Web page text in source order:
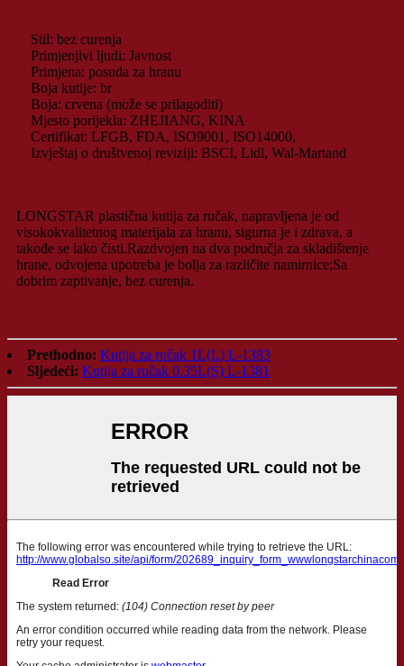
Stil: bez curenja
Primjenjivi ljudi: Javnost
Primjena: posuda za hranu
Boja kutije: br
Boja: crvena (može se prilagoditi)
Mjesto porijekla: ZHEJIANG, KINA
Certifikat: LFGB, FDA, ISO9001, ISO14000,
Izvještaj o društvenoj reviziji: BSCI, Lidl, Wal-Martand
LONGSTAR plastična kutija za ručak, napravljena je od
visokokvalitetnog materijala za hranu, sigurna je i zdrava, a
takođe se lako čisti.Razdvojen na dva područja za skladištenje
hrane, odvojena upotreba je bolja za različite namirnice;Sa
dobrim zaptivanje, bez curenja.
Prethodno: Kutija za ručak 1L(L) L-1383
Sljedeći: Kutija za ručak 0.35L(S) L-1381